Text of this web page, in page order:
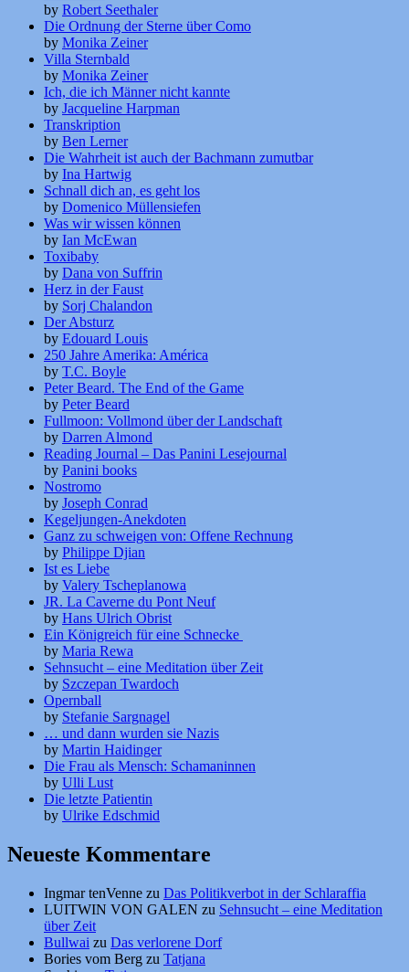
by Robert Seethaler
Die Ordnung der Sterne über Como
by Monika Zeiner
Villa Sternbald
by Monika Zeiner
Ich, die ich Männer nicht kannte
by Jacqueline Harpman
Transkription
by Ben Lerner
Die Wahrheit ist auch der Bachmann zumutbar
by Ina Hartwig
Schnall dich an, es geht los
by Domenico Müllensiefen
Was wir wissen können
by Ian McEwan
Toxibaby
by Dana von Suffrin
Herz in der Faust
by Sorj Chalandon
Der Absturz
by Edouard Louis
250 Jahre Amerika: América
by T.C. Boyle
Peter Beard. The End of the Game
by Peter Beard
Fullmoon: Vollmond über der Landschaft
by Darren Almond
Reading Journal – Das Panini Lesejournal
by Panini books
Nostromo
by Joseph Conrad
Kegeljungen-Anekdoten
Ganz zu schweigen von: Offene Rechnung
by Philippe Djian
Ist es Liebe
by Valery Tscheplanowa
JR. La Caverne du Pont Neuf
by Hans Ulrich Obrist
Ein Königreich für eine Schnecke
by Maria Rewa
Sehnsucht – eine Meditation über Zeit
by Szczepan Twardoch
Opernball
by Stefanie Sargnagel
… und dann wurden sie Nazis
by Martin Haidinger
Die Frau als Mensch: Schamaninnen
by Ulli Lust
Die letzte Patientin
by Ulrike Edschmid
Neueste Kommentare
Ingmar tenVenne zu Das Politikverbot in der Schlaraffia
LUITWIN VON GALEN zu Sehnsucht – eine Meditation
über Zeit
Bullwai zu Das verlorene Dorf
Bories vom Berg zu Tatjana